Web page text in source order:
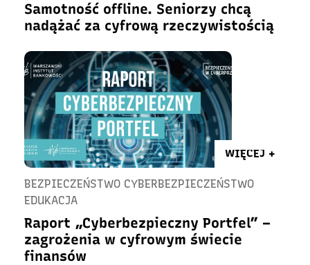
Samotność offline. Seniorzy chcą
nadążać za cyfrową rzeczywistością
WIĘCEJ +
BEZPIECZEŃSTWO CYBERBEZPIECZEŃSTWO
EDUKACJA
Raport „Cyberbezpieczny Portfel” –
zagrożenia w cyfrowym świecie
finansów